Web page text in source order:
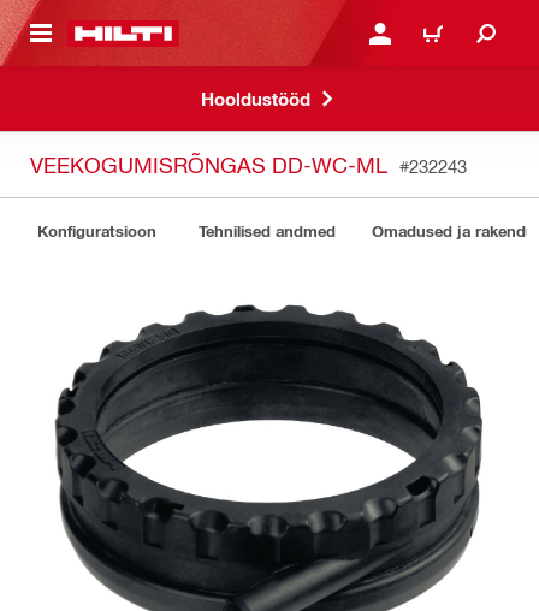
JUURDE LOGI SISSE VÕI
OSTUKORV
Hooldustööd
VEEKOGUMISRÕNGAS DD-WC-ML #232243
Konfiguratsioon Tehnilised andmed Omadused ja